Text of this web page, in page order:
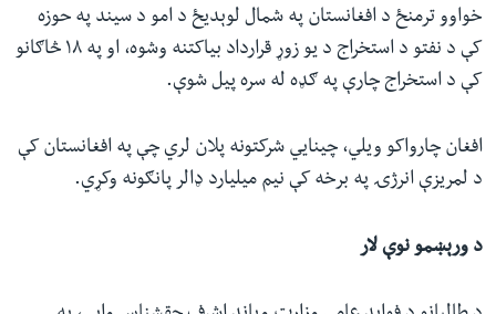
خواوو ترمنځ د افغانستان په شمال لوېدیځ د امو د سیند په حوزه
کې د نفتو د استخراج د یو زوړ قرارداد بیاکتنه وشوه، او په ۱۸ څاګانو
کې د استخراج چارې په ګډه له سره پیل شوې.
افغان چارواکو ویلي، چینايي شرکتونه پلان لري چې په افغانستان کې
د لمریزې انرژۍ په برخه کې نیم میلیارد ډالر پانګونه وکړي.
د ورېښمو نوې لار